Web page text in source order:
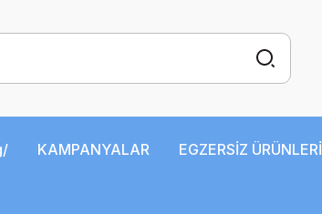
KAMPANYALAR EGZERSİZ ÜRÜNLERİ